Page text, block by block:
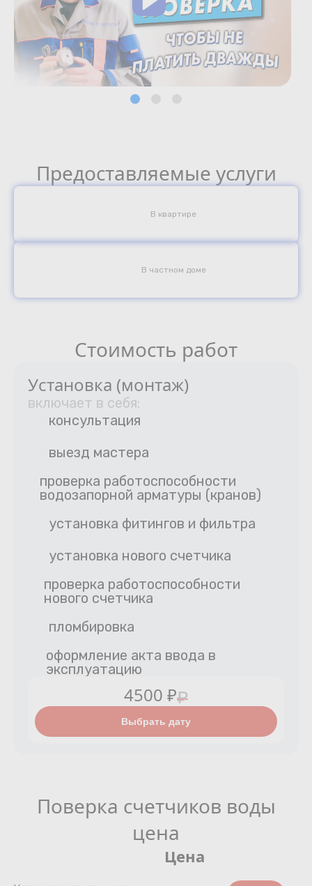
Предоставляемые услуги
В квартире
В частном доме
Стоимость работ
Установка (монтаж)
включает в себя:
консультация
выезд мастера
проверка работоспособности
водозапорной арматуры (кранов)
установка фитингов и фильтра
установка нового счетчика
проверка работоспособности
нового счетчика
пломбировка
оформление акта ввода в
эксплуатацию
4500 ₽₽
Выбрать дату
Поверка счетчиков воды
цена
Цена